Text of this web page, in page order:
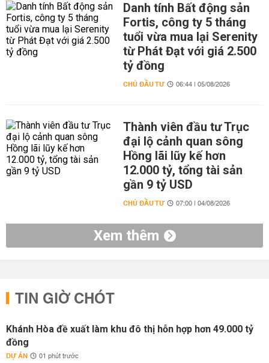
Danh tính Bất động sản
Fortis, công ty 5 tháng
tuổi vừa mua lại Serenity
từ Phát Đạt với giá 2.500
tỷ đồng
CHỦ ĐẦU TƯ 06:44 | 05/08/2026
Thành viên đầu tư Trục
đại lộ cảnh quan sông
Hồng lãi lũy kế hơn
12.000 tỷ, tổng tài sản
gần 9 tỷ USD
CHỦ ĐẦU TƯ 07:00 | 04/08/2026
Xem thêm
TIN GIỜ CHÓT
Khánh Hòa đề xuất làm khu đô thị hỗn hợp hơn 49.000 tỷ
đồng
DỰ ÁN 01 phút trước